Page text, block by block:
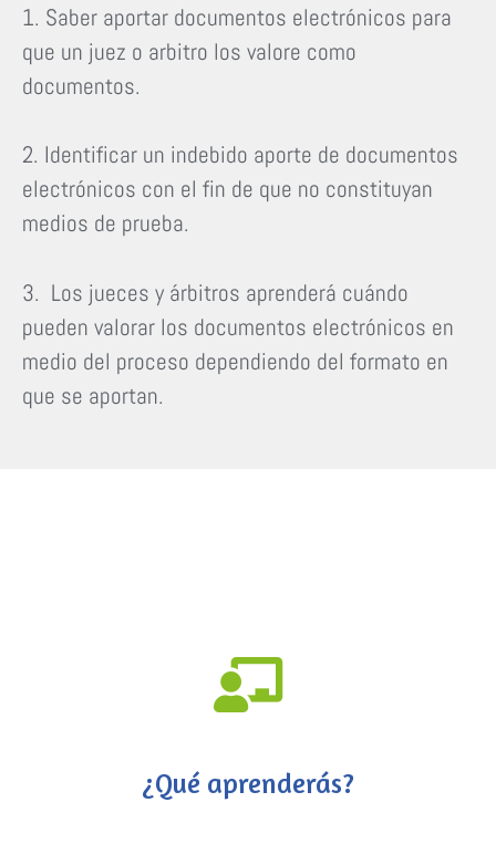
1. Saber aportar documentos electrónicos para
que un juez o arbitro los valore como
documentos.
2. Identificar un indebido aporte de documentos
electrónicos con el fin de que no constituyan
medios de prueba.
3. Los jueces y árbitros aprenderá cuándo
pueden valorar los documentos electrónicos en
medio del proceso dependiendo del formato en
que se aportan.
¿Qué aprenderás?